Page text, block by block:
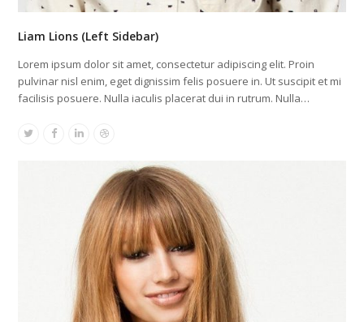
Liam Lions (Left Sidebar)
Lorem ipsum dolor sit amet, consectetur adipiscing elit. Proin
pulvinar nisl enim, eget dignissim felis posuere in. Ut suscipit et mi
facilisis posuere. Nulla iaculis placerat dui in rutrum. Nulla…
TwitterFacebook
LinkedinDribbble